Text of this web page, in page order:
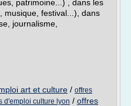
patrimoine...) , dans les
musique, festival...), dans
journalisme,
art et culture / offres
d'emploi culture lyon / offres